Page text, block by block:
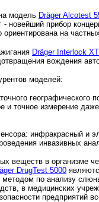
модель Dräger Alcotest
новейший прибор
на
Dräger Interlock XT
вождения
моделей:
географического
точное измерение
инфракрасный и
инвазивных
веществ в организме
DrugTest 5000
по анализу
в медицинских
предприятий